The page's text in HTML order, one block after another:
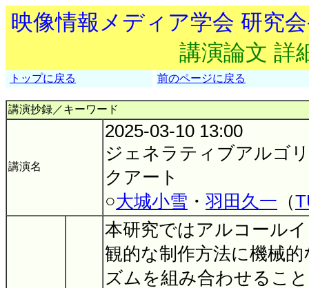
映像情報メディア学会 研究
講演論文 詳
トップに戻る 前のページに戻る
講演抄録／キーワード
講演名
2025-03-10 13:00
ジェネラティブアルゴ
クアート
○大城小雪 ・ 羽田久一 （
本研究ではアルコール
観的な制作方法に機械
ズムを組み合わせるこ